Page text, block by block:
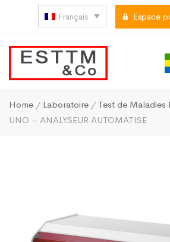
Français Espace
Home / Laboratoire / Test de Maladies
UNO – ANALYSEUR AUTOMATISE